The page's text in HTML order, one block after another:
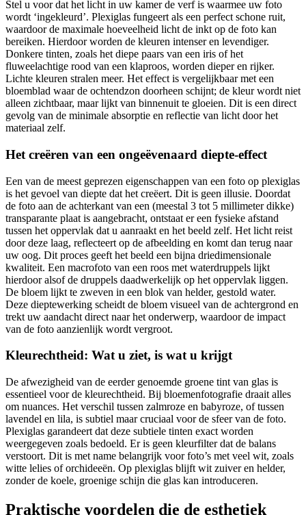
Stel u voor dat het licht in uw kamer de verf is waarmee uw foto
wordt ‘ingekleurd’. Plexiglas fungeert als een perfect schone ruit,
waardoor de maximale hoeveelheid licht de inkt op de foto kan
bereiken. Hierdoor worden de kleuren intenser en levendiger.
Donkere tinten, zoals het diepe paars van een iris of het
fluweelachtige rood van een klaproos, worden dieper en rijker.
Lichte kleuren stralen meer. Het effect is vergelijkbaar met een
bloemblad waar de ochtendzon doorheen schijnt; de kleur wordt niet
alleen zichtbaar, maar lijkt van binnenuit te gloeien. Dit is een direct
gevolg van de minimale absorptie en reflectie van licht door het
materiaal zelf.
Het creëren van een ongeëvenaard diepte-effect
Een van de meest geprezen eigenschappen van een foto op plexiglas
is het gevoel van diepte dat het creëert. Dit is geen illusie. Doordat
de foto aan de achterkant van een (meestal 3 tot 5 millimeter dikke)
transparante plaat is aangebracht, ontstaat er een fysieke afstand
tussen het oppervlak dat u aanraakt en het beeld zelf. Het licht reist
door deze laag, reflecteert op de afbeelding en komt dan terug naar
uw oog. Dit proces geeft het beeld een bijna driedimensionale
kwaliteit. Een macrofoto van een roos met waterdruppels lijkt
hierdoor alsof de druppels daadwerkelijk op het oppervlak liggen.
De bloem lijkt te zweven in een blok van helder, gestold water.
Deze dieptewerking scheidt de bloem visueel van de achtergrond en
trekt uw aandacht direct naar het onderwerp, waardoor de impact
van de foto aanzienlijk wordt vergroot.
Kleurechtheid: Wat u ziet, is wat u krijgt
De afwezigheid van de eerder genoemde groene tint van glas is
essentieel voor de kleurechtheid. Bij bloemenfotografie draait alles
om nuances. Het verschil tussen zalmroze en babyroze, of tussen
lavendel en lila, is subtiel maar cruciaal voor de sfeer van de foto.
Plexiglas garandeert dat deze subtiele tinten exact worden
weergegeven zoals bedoeld. Er is geen kleurfilter dat de balans
verstoort. Dit is met name belangrijk voor foto’s met veel wit, zoals
witte lelies of orchideeën. Op plexiglas blijft wit zuiver en helder,
zonder de koele, groenige schijn die glas kan introduceren.
Praktische voordelen die de esthetiek